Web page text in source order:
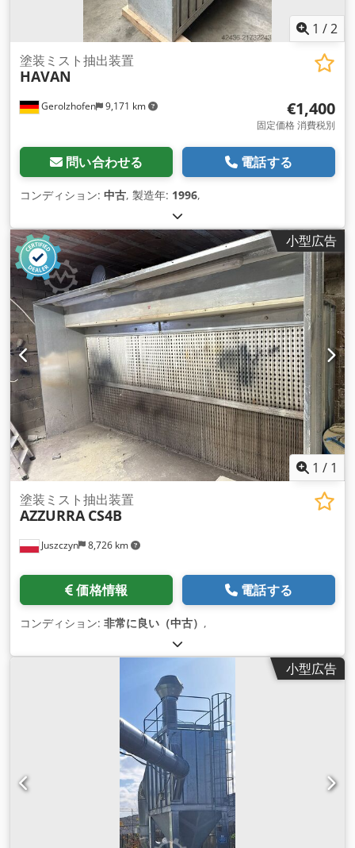
1 /2
Gerolzhofen 9,171 km
塗装ミスト抽出装置
HAVAN
€1,400
固定価格 消費税別
問い合わせる 電話する
コンディション: 中古, 製造年: 1996,
小型広告
1 / 1
Juszczyn 8,726 km
塗装ミスト抽出装置
AZZURRA CS4B
価格情報 電話する
コンディション: 非常に良い（中古） ,
小型広告